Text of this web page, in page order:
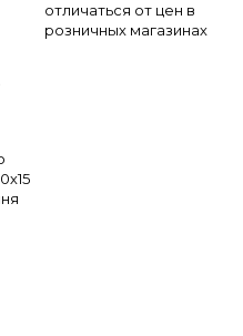
отличаться от цен в
розничных магазинах